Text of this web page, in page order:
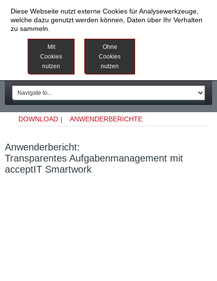
DOWNLOAD | ANWENDERBERICHTE
Anwenderbericht:
Transparentes Aufgabenmanagement mit
acceptIT Smartwork
Diese Webseite nutzt externe Cookies für Analysewerkzeuge,
welche dazu genutzt werden können, Daten über Ihr Verhalten
zu sammeln.
Mit
Cookies
nutzen
Ohne
Cookies
nutzen